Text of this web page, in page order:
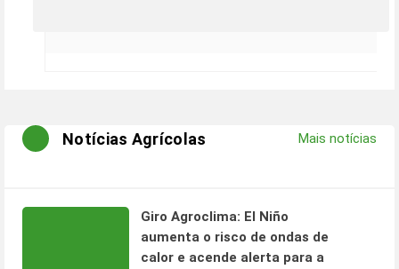
Notícias Agrícolas Mais notícias
Giro Agroclima: El Niño
aumenta o risco de ondas de
calor e acende alerta para a